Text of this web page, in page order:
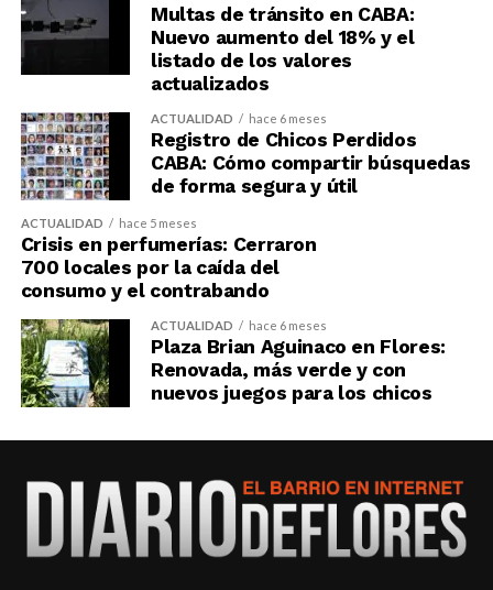
Multas de tránsito en CABA:
Nuevo aumento del 18% y el
listado de los valores
actualizados
ACTUALIDAD hace 6 meses
Registro de Chicos Perdidos
CABA: Cómo compartir búsquedas
de forma segura y útil
ACTUALIDAD hace 5 meses
Crisis en perfumerías: Cerraron
700 locales por la caída del
consumo y el contrabando
ACTUALIDAD hace 6 meses
Plaza Brian Aguinaco en Flores:
Renovada, más verde y con
nuevos juegos para los chicos